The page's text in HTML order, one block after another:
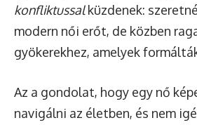
konfliktussalküzdenek:
modern női erőt, de közben
gyökerekhez, amelyek
Az a gondolat, hogy egy nő
navigálni az életben, és nem